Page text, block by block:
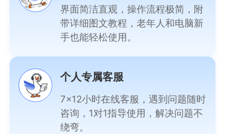
界面简洁直观，操作流程极简，附
带详细图文教程，老年人和电脑新
手也能轻松使用。
个人专属客服
7×12小时在线客服，遇到问题随时
咨询，1对1指导使用，解决问题不
绕弯。